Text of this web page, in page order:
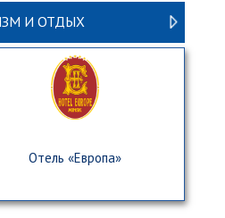
И ОТДЫХ
Отель «Европа»